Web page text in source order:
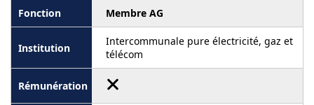
Membre AG
Intercommunale pure électricité, gaz et
télécom